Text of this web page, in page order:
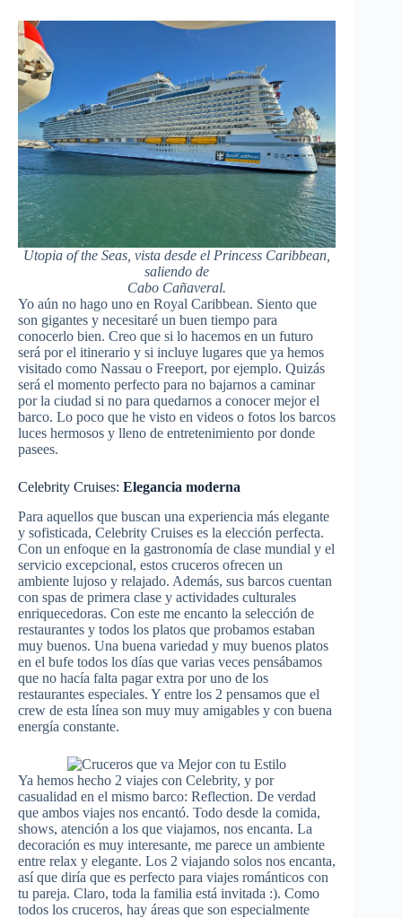
Utopia of the Seas, vista desde el Princess Caribbean,
saliendo de
Cabo Cañaveral.
Yo aún no hago uno en Royal Caribbean. Siento que
son gigantes y necesitaré un buen tiempo para
conocerlo bien. Creo que si lo hacemos en un futuro
será por el itinerario y si incluye lugares que ya hemos
visitado como Nassau o Freeport, por ejemplo. Quizás
será el momento perfecto para no bajarnos a caminar
por la ciudad si no para quedarnos a conocer mejor el
barco. Lo poco que he visto en videos o fotos los barcos
luces hermosos y lleno de entretenimiento por donde
pasees.
Celebrity Cruises: Elegancia moderna
Para aquellos que buscan una experiencia más elegante
y sofisticada, Celebrity Cruises es la elección perfecta.
Con un enfoque en la gastronomía de clase mundial y el
servicio excepcional, estos cruceros ofrecen un
ambiente lujoso y relajado. Además, sus barcos cuentan
con spas de primera clase y actividades culturales
enriquecedoras. Con este me encanto la selección de
restaurantes y todos los platos que probamos estaban
muy buenos. Una buena variedad y muy buenos platos
en el bufe todos los días que varias veces pensábamos
que no hacía falta pagar extra por uno de los
restaurantes especiales. Y entre los 2 pensamos que el
crew de esta línea son muy muy amigables y con buena
energía constante.
Ya hemos hecho 2 viajes con Celebrity, y por
casualidad en el mismo barco: Reflection. De verdad
que ambos viajes nos encantó. Todo desde la comida,
shows, atención a los que viajamos, nos encanta. La
decoración es muy interesante, me parece un ambiente
entre relax y elegante. Los 2 viajando solos nos encanta,
así que diría que es perfecto para viajes románticos con
tu pareja. Claro, toda la familia está invitada :). Como
todos los cruceros, hay áreas que son especialmente